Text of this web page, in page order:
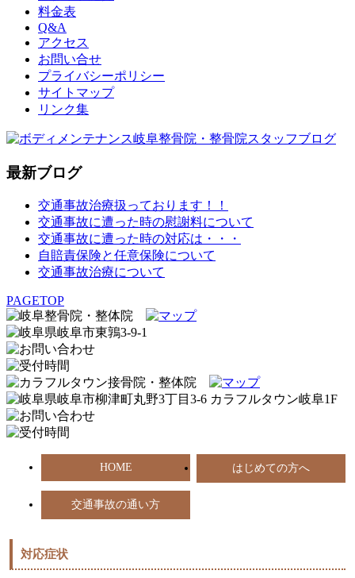
料金表
Q&A
アクセス
お問い合せ
プライバシーポリシー
サイトマップ
リンク集
最新ブログ
交通事故治療扱っております！！
交通事故に遭った時の慰謝料について
交通事故に遭った時の対応は・・・
自賠責保険と任意保険について
交通事故治療について
PAGETOP
HOME はじめての方へ
交通事故の通い方
対応症状